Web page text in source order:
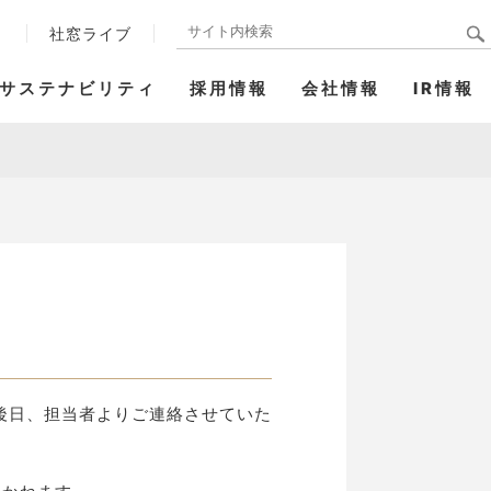
社窓ライブ
サステナビリティ 採用情報 会社情報 IR情報
、担当者よりご連絡させていた